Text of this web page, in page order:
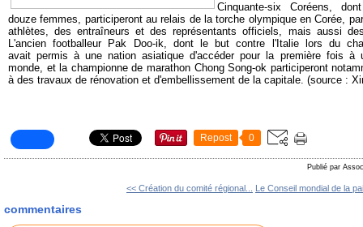
Cinquante-six Coréens,
douze femmes, participeront au relais de la torche olympique en Corée,
athlètes, des entraîneurs et des représentants officiels, mais aussi
L'ancien footballeur Pak Doo-ik, dont le but contre l'Italie lors du
avait permis à une nation asiatique d'accéder pour la première fois à
monde, et la championne de marathon Chong Song-ok participeront
à des travaux de rénovation et d'embellissement de la capitale. (source :
Repost 0
Publié par
<< Création du comité régional... Le Conseil mondial de la
commentaires